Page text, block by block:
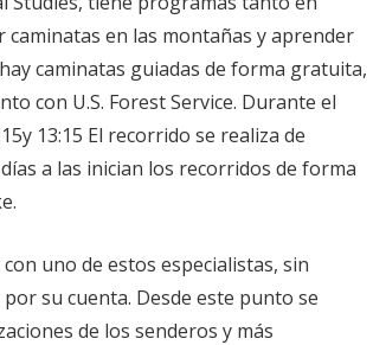
en las montañas y aprender
caminatas guiadas de forma gratuita,
con U.S. Forest Service. Durante el
13:15 El recorrido se realiza de
a las inician los recorridos de forma
uno de estos especialistas, sin
su cuenta. Desde este punto se
de los senderos y más